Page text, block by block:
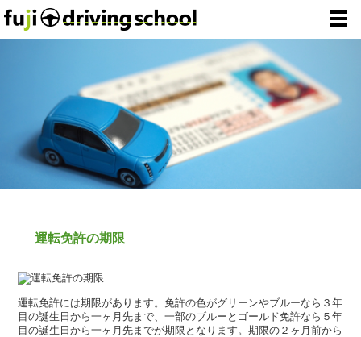
運転免許の期限
運転免許には期限があります。免許の色がグリーンやブルーなら３年
目の誕生日から一ヶ月先まで、一部のブルーとゴールド免許なら５年
目の誕生日から一ヶ月先までが期限となります。期限の２ヶ月前から